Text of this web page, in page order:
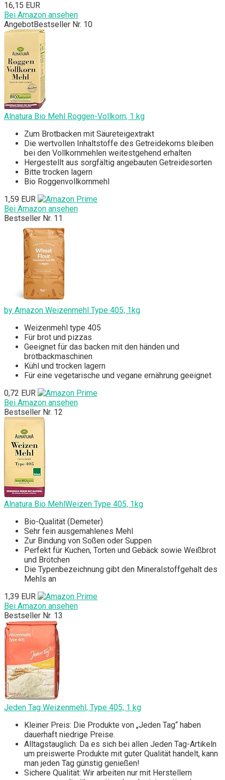
16,15 EUR
Bei Amazon ansehen
AngebotBestseller Nr. 10
Alnatura Bio Mehl Roggen-Vollkorn, 1 kg
Zum Brotbacken mit Säureteigextrakt
Die wertvollen Inhaltstoffe des Getreidekorns bleiben
bei den Vollkornmehlen weitestgehend erhalten
Hergestellt aus sorgfältig angebauten Getreidesorten
Bitte trocken lagern
Bio Roggenvollkornmehl
1,59 EUR
Bei Amazon ansehen
Bestseller Nr. 11
by Amazon Weizenmehl Type 405, 1kg
Weizenmehl type 405
Für brot und pizzas
Geeignet für das backen mit den händen und
brotbackmaschinen
Kühl und trocken lagern
Für eine vegetarische und vegane ernährung geeignet
0,72 EUR
Bei Amazon ansehen
Bestseller Nr. 12
Alnatura Bio MehlWeizen Type 405, 1kg
Bio-Qualität (Demeter)
Sehr fein ausgemahlenes Mehl
Zur Bindung von Soßen oder Suppen
Perfekt für Kuchen, Torten und Gebäck sowie Weißbrot
und Brötchen
Die Typenbezeichnung gibt den Mineralstoffgehalt des
Mehls an
1,39 EUR
Bei Amazon ansehen
Bestseller Nr. 13
Jeden Tag Weizenmehl, Type 405, 1 kg
Kleiner Preis: Die Produkte von „Jeden Tag“ haben
dauerhaft niedrige Preise.
Alltagstauglich: Da es sich bei allen Jeden Tag-Artikeln
um preiswerte Produkte mit guter Qualität handelt, kann
man jeden Tag günstig genießen!
Sichere Qualität: Wir arbeiten nur mit Herstellern